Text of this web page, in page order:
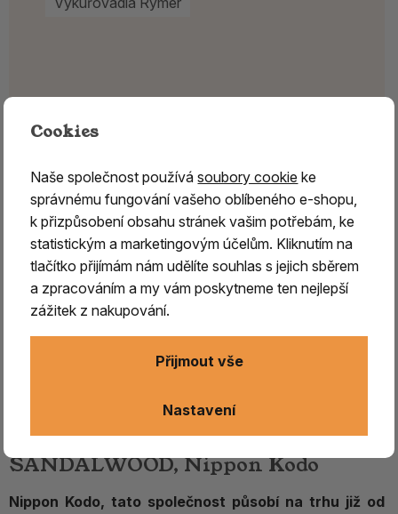
Vonné tyčinky - Herb and Earth
SANDALWOOD, Nippon Kodo
Nippon Kodo, tato společnost působí na trhu již od
Cookies
Naše společnost používásoubory cookie ke
správnému fungování vašeho oblíbeného e-shopu,
k přizpůsobení obsahu stránek vašim potřebám, ke
statistickým a marketingovým účelům. Kliknutím na
tlačítko přijímám nám udělíte souhlas s jejich sběrem
a zpracováním a my vám poskytneme ten nejlepší
zážitek z nakupování.
Nastavení
Přijmout vše